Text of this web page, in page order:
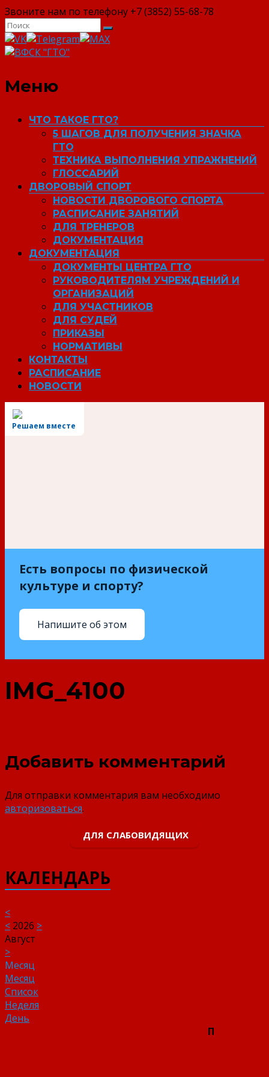
Звоните нам по телефону +7 (3852) 55-68-78
ВФСК "ГТО"
Меню
ЧТО ТАКОЕ ГТО?
5 ШАГОВ ДЛЯ ПОЛУЧЕНИЯ ЗНАЧКА
ГТО
ТЕХНИКА ВЫПОЛНЕНИЯ УПРАЖНЕНИЙ
ГЛОССАРИЙ
ДВОРОВЫЙ СПОРТ
НОВОСТИ ДВОРОВОГО СПОРТА
РАСПИСАНИЕ ЗАНЯТИЙ
ДЛЯ ТРЕНЕРОВ
ДОКУМЕНТАЦИЯ
ДОКУМЕНТАЦИЯ
ДОКУМЕНТЫ ЦЕНТРА ГТО
РУКОВОДИТЕЛЯМ УЧРЕЖДЕНИЙ И
ОРГАНИЗАЦИЙ
ДЛЯ УЧАСТНИКОВ
ДЛЯ СУДЕЙ
ПРИКАЗЫ
НОРМАТИВЫ
КОНТАКТЫ
РАСПИСАНИЕ
НОВОСТИ
Решаем вместе
Есть вопросы по физической
культуре и спорту?
Напишите об этом
IMG_4100
Добавить комментарий
Для отправки комментария вам необходимо
авторизоваться.
ДЛЯ СЛАБОВИДЯЩИХ
КАЛЕНДАРЬ
<
< 2026 >
Август
>
Месяц
Месяц
Список
Неделя
День
П